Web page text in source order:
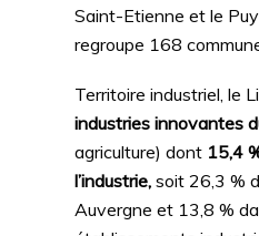
Saint-Etienne et le
regroupe 168
Territoire industriel, le
industries innovantes
agriculture) dont 15,4
l’industrie,soit 26,3 %
Auvergne et 13,8 %